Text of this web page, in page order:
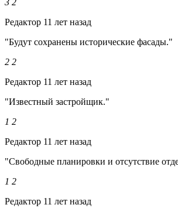
Редактор 11 лет назад
"Будут сохранены исторические фасады."
2 2
Редактор 11 лет назад
"Известный застройщик."
1 2
Редактор 11 лет назад
"Свободные планировки и отсутствие
1 2
Редактор 11 лет назад